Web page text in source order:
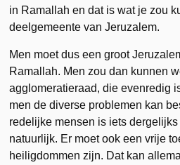
in Ramallah en dat is wat je zou
deelgemeente van Jeruzalem.
Men moet dus een groot
Ramallah. Men zou dan kunnen
agglomeratieraad, die evenredig
men de diverse problemen kan
redelijke mensen is iets
natuurlijk. Er moet ook een vrije
heiligdommen zijn. Dat kan